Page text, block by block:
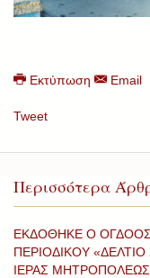
Εκτύπωση Email
Tweet
Περισσότερα
ΕΚΔΟΘΗΚΕ Ο
ΠΕΡΙΟΔΙΚΟΥ
ΙΕΡΑΣ ΜΗΤΡΟΠΟΛΕΩΣ